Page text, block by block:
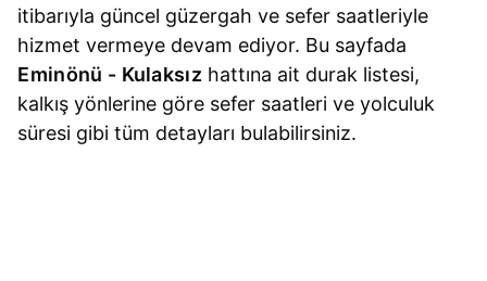
itibarıyla güncel güzergah ve sefer saatleriyle
hizmet vermeye devam ediyor. Bu sayfada
Eminönü - Kulaksız hattına ait durak listesi,
kalkış yönlerine göre sefer saatleri ve yolculuk
süresi gibi tüm detayları bulabilirsiniz.